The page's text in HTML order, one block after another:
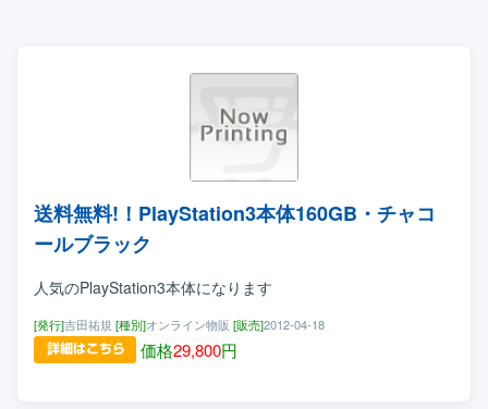
送料無料!！PlayStation3本体160GB・チャコ
ールブラック
人気のPlayStation3本体になります
[発行]吉田祐規 [種別]オンライン物販 [販売]2012-04-18
価格29,800円